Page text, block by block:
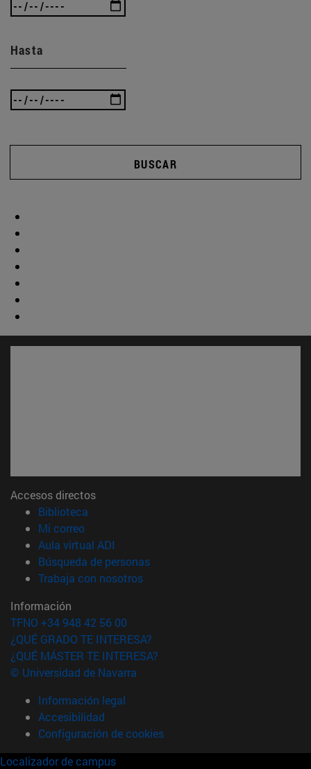
Hasta
BUSCAR
Accesos directos
Biblioteca
Mi correo(abre en nueva ventana)
Aula virtual ADI
Búsqueda de personas(abre en nueva ventana)
Trabaja con nosotros(abre en nueva ventana)
Información
TFNO +34 948 42 56 00
¿QUÉ GRADO TE INTERESA?
¿QUÉ MÁSTER TE INTERESA?
© Universidad de Navarra
Información legal
Accesibilidad
Configuración de cookies
Localizador de campus